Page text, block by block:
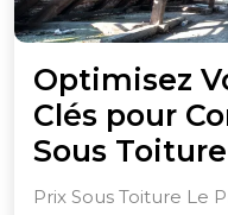
Optimisez
Clés pour
Sous Toiture
Prix Sous Toiture Le